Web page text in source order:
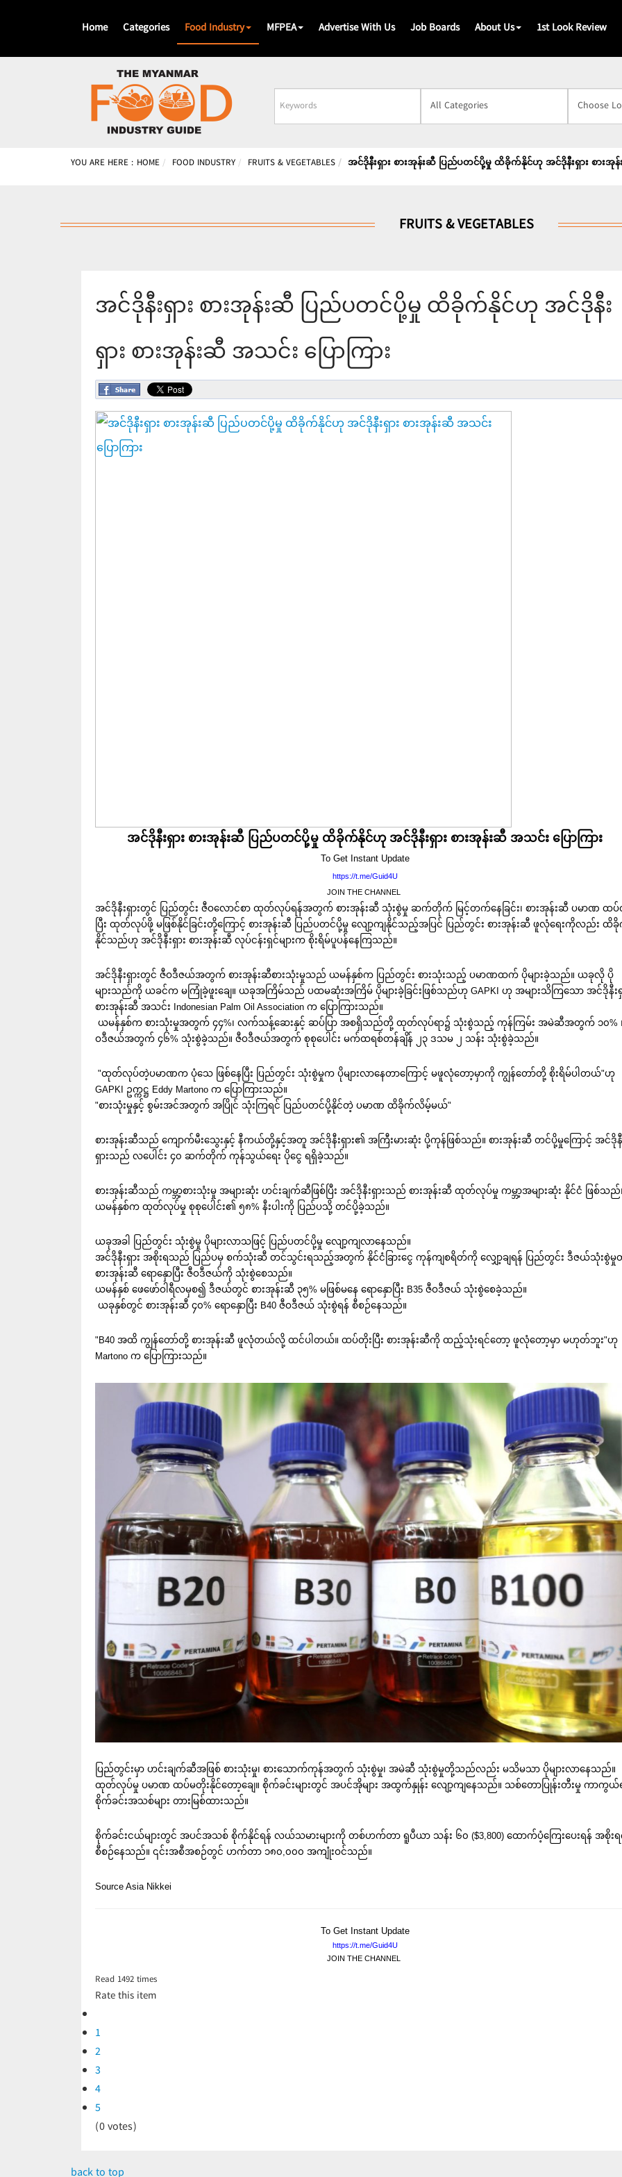
Home Categories Food Industry MFPEA Advertise With Us Job Boards About Us 1st Look Review
Business
Name
YOU ARE HERE : HOME FOOD INDUSTRY FRUITS & VEGETABLES အင်ဒိုနီးရှား စားအုန်းဆီ ပြည်ပတင်ပို့မှု ထိခိုက်နိုင်ဟု အင်ဒိုနီးရှား စားအုန်
FRUITS & VEGETABLES
အင်ဒိုနီးရှား စားအုန်းဆီ ပြည်ပတင်ပို့မှု ထိခိုက်နိုင်ဟု အင်ဒိုနီး
ရှား စားအုန်းဆီ အသင်း ပြောကြား
အင်ဒိုနီးရှား စားအုန်းဆီ ပြည်ပတင်ပို့မှု ထိခိုက်နိုင်ဟု အင်ဒိုနီးရှား စားအုန်းဆီ အသင်း ပြောကြား
To Get Instant Update
https://t.me/Guid4U
JOIN THE CHANNEL
အင်ဒိုနီးရှားတွင် ပြည်တွင်း ဇီဝလောင်စာ ထုတ်လုပ်ရန်အတွက် စားအုန်းဆီ သုံးစွဲမှု ဆက်တိုက် မြင့်တက်နေခြင်း၊ စားအုန်းဆီ ပမာဏ ထပ်
ပြီး ထုတ်လုပ်ဖို့ မဖြစ်နိုင်ခြင်းတို့ကြောင့် စားအုန်းဆီ ပြည်ပတင်ပို့မှု လျော့ကျနိုင်သည့်အပြင် ပြည်တွင်း စားအုန်းဆီ ဖူလုံရေးကိုလည်း ထိ
နိုင်သည်ဟု အင်ဒိုနီးရှား စားအုန်းဆီ လုပ်ငန်းရှင်များက စိုးရိမ်ပူပန်နေကြသည်။
အင်ဒိုနီးရှားတွင် ဇီဝဒီဇယ်အတွက် စားအုန်းဆီစားသုံးမှုသည် ယမန်နှစ်က ပြည်တွင်း စားသုံးသည့် ပမာဏထက် ပိုများခဲ့သည်။ ယခုလို ပို
များသည်ကို ယခင်က မကြုံခဲ့ဖူးချေ။ ယခုအကြိမ်သည် ပထမဆုံးအကြိမ် ပိုများခဲ့ခြင်းဖြစ်သည်ဟု GAPKI ဟု အများသိကြသော အင်ဒိုနီးရှ
စားအုန်းဆီ အသင်း Indonesian Palm Oil Association က ပြောကြားသည်။
ယမန်နှစ်က စားသုံးမှုအတွက် ၄၄%၊ လက်သန့်ဆေးနှင့် ဆပ်ပြာ အစရှိသည်တို့ ထုတ်လုပ်ရာ၌ သုံးစွဲသည့် ကုန်ကြမ်း အမဲဆီအတွက် ၁၀%
ဝဒီဇယ်အတွက် ၄၆% သုံးစွဲခဲ့သည်။ ဇီဝဒီဇယ်အတွက် စုစုပေါင်း မက်ထရစ်တန်ချိန် ၂၃ ဒသမ ၂ သန်း သုံးစွဲခဲ့သည်။
"ထုတ်လုပ်တဲ့ပမာဏက ပုံသေ ဖြစ်နေပြီး ပြည်တွင်း သုံးစွဲမှုက ပိုများလာနေတာကြောင့် မဖူလုံတော့မှာကို ကျွန်တော်တို့ စိုးရိမ်ပါတယ်"ဟု
GAPKI ဥက္ကဋ္ဌ Eddy Martono က ပြောကြားသည်။
"စားသုံးမှုနှင့် စွမ်းအင်အတွက် အပြိုင် သုံးကြရင် ပြည်ပတင်ပို့နိုင်တဲ့ ပမာဏ ထိခိုက်လိမ့်မယ်"
စားအုန်းဆီသည် ကျောက်မီးသွေးနှင့် နီကယ်တို့နှင့်အတူ အင်ဒိုနီးရှား၏ အကြီးမားဆုံး ပို့ကုန်ဖြစ်သည်။ စားအုန်းဆီ တင်ပို့မှုကြောင့် အင်ဒိုနီ
ရှားသည် လပေါင်း ၄၀ ဆက်တိုက် ကုန်သွယ်ရေး ပိုငွေ ရရှိခဲ့သည်။
စားအုန်းဆီသည် ကမ္ဘာ့စားသုံးမှု အများဆုံး ဟင်းချက်ဆီဖြစ်ပြီး အင်ဒိုနီးရှားသည် စားအုန်းဆီ ထုတ်လုပ်မှု ကမ္ဘာ့အများဆုံး နိုင်ငံ ဖြစ်သည်
ယမန်နှစ်က ထုတ်လုပ်မှု စုစုပေါင်း၏ ၅၈% နီးပါးကို ပြည်ပသို့ တင်ပို့ခဲ့သည်။
ယခုအခါ ပြည်တွင်း သုံးစွဲမှု ပိုများလာသဖြင့် ပြည်ပတင်ပို့မှု လျော့ကျလာနေသည်။
အင်ဒိုနီးရှား အစိုးရသည် ပြည်ပမှ စက်သုံးဆီ တင်သွင်းရသည့်အတွက် နိုင်ငံခြားငွေ ကုန်ကျစရိတ်ကို လျှော့ချရန် ပြည်တွင်း ဒီဇယ်သုံးစွဲမှု
စားအုန်းဆီ ရောနှောပြီး ဇီဝဒီဇယ်ကို သုံးစွဲစေသည်။
ယမန်နှစ် ဖေဖော်ဝါရီလမှစ၍ ဒီဇယ်တွင် စားအုန်းဆီ ၃၅% မဖြစ်မနေ ရောနှောပြီး B35 ဇီဝဒီဇယ် သုံးစွဲစေခဲ့သည်။
ယခုနှစ်တွင် စားအုန်းဆီ ၄၀% ရောနှောပြီး B40 ဇီဝဒီဇယ် သုံးစွဲရန် စီစဉ်နေသည်။
"B40 အထိ ကျွန်တော်တို့ စားအုန်းဆီ ဖူလုံတယ်လို့ ထင်ပါတယ်။ ထပ်တိုးပြီး စားအုန်းဆီကို ထည့်သုံးရင်တော့ ဖူလုံတော့မှာ မဟုတ်ဘူး"ဟု
Martono က ပြောကြားသည်။
ပြည်တွင်းမှာ ဟင်းချက်ဆီအဖြစ် စား‌သုံးမှု၊ စားသောက်ကုန်အတွက် သုံးစွဲမှု၊ အမဲဆီ သုံးစွဲမှုတို့သည်လည်း မသိမသာ ပိုများလာနေသည်။
ထုတ်လုပ်မှု ပမာဏ ထပ်မတိုးနိုင်တော့ချေ။ စိုက်ခင်းများတွင် အပင်အိုများ အထွက်နှုန်း လျော့ကျနေသည်။ သစ်တောပြုန်းတီးမှု ကာကွယ်
စိုက်ခင်းအသစ်များ တားမြစ်ထားသည်။
စိုက်ခင်းငယ်များတွင် အပင်အသစ် စိုက်နိုင်ရန် လယ်သမားများကို တစ်ဟက်တာ ရူပီယာ သန်း ၆၀ ($3,800) ထောက်ပံ့ကြေးပေးရန် အစိုး
စီစဉ်နေသည်။ ၎င်းအစီအစဉ်တွင် ဟက်တာ ၁၈၀,၀၀၀ အကျုံးဝင်သည်။
Source Asia Nikkei
To Get Instant Update
https://t.me/Guid4U
JOIN THE CHANNEL
Read 1492times
Rate this item
1
2
3
4
5
(0 votes)